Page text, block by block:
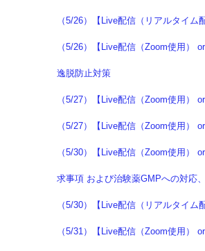
（5/26）【Live配信（リアルタイ
（5/26）【Live配信（Zoom使用）
逸脱防止対策
（5/27）【Live配信（Zoom使用）
（5/27）【Live配信（Zoom使用）
（5/30）【Live配信（Zoom使用）
求事項 および治験薬GMPへの対応
（5/30）【Live配信（リアルタイ
（5/31）【Live配信（Zoom使用）